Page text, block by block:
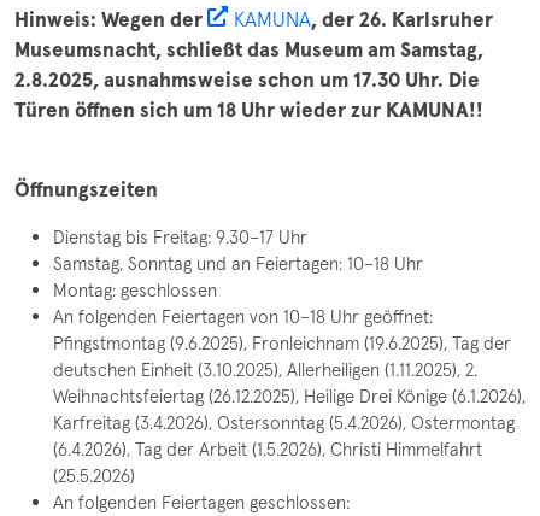
Hinweis: Wegen der KAMUNA, der 26. Karlsruher
Museumsnacht, schließt das Museum am Samstag,
2.8.2025, ausnahmsweise schon um 17.30 Uhr. Die
Türen öffnen sich um 18 Uhr wieder zur KAMUNA!!
Öffnungszeiten
Dienstag bis Freitag: 9.30–17 Uhr
Samstag, Sonntag und an Feiertagen: 10–18 Uhr
Montag: geschlossen
An folgenden Feiertagen von 10–18 Uhr geöffnet:
Pfingstmontag (9.6.2025), Fronleichnam (19.6.2025), Tag der
deutschen Einheit (3.10.2025), Allerheiligen (1.11.2025), 2.
Weihnachtsfeiertag (26.12.2025), Heilige Drei Könige (6.1.2026),
Karfreitag (3.4.2026), Ostersonntag (5.4.2026), Ostermontag
(6.4.2026), Tag der Arbeit (1.5.2026), Christi Himmelfahrt
(25.5.2026)
An folgenden Feiertagen geschlossen: